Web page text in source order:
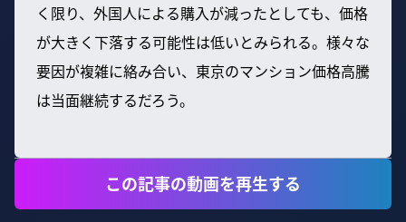
く限り、外国人による購入が減ったとしても、価格
が大きく下落する可能性は低いとみられる。様々な
要因が複雑に絡み合い、東京のマンション価格高騰
は当面継続するだろう。
この記事の動画を再生する